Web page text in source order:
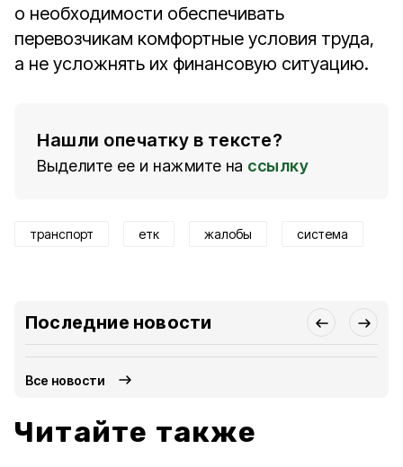
о необходимости обеспечивать
перевозчикам комфортные условия труда,
а не усложнять их финансовую ситуацию.
Нашли опечатку в тексте?
Выделите ее и нажмите на ссылку
транспорт етк жалобы система
Последние новости
Все новости
Читайте также